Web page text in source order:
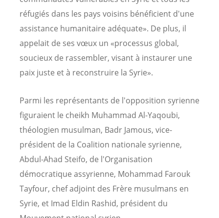
réfugiés dans les pays voisins bénéficient d'une
assistance humanitaire adéquate». De plus, il
appelait de ses vœux un «processus global,
soucieux de rassembler, visant à instaurer une
paix juste et à reconstruire la Syrie».
Parmi les représentants de l'opposition syrienne
figuraient le cheikh Muhammad Al-Yaqoubi,
théologien musulman, Badr Jamous, vice-
président de la Coalition nationale syrienne,
Abdul-Ahad Steifo, de l'Organisation
démocratique assyrienne, Mohammad Farouk
Tayfour, chef adjoint des Frère musulmans en
Syrie, et Imad Eldin Rashid, président du